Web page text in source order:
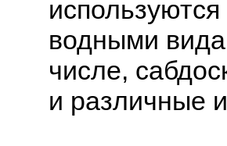
водными
числе,
и различные